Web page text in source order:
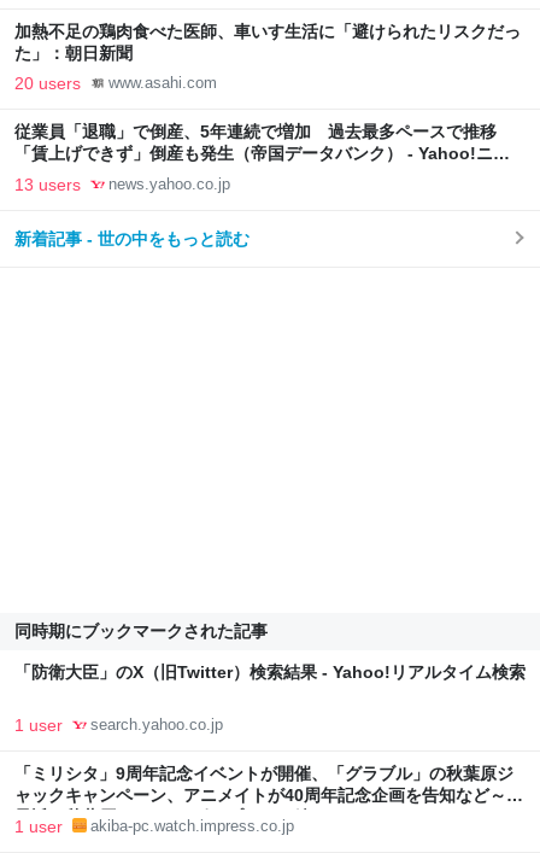
加熱不足の鶏肉食べた医師、車いす生活に「避けられたリスクだっ
た」：朝日新聞
20 users www.asahi.com
従業員「退職」で倒産、5年連続で増加 過去最多ペースで推移
「賃上げできず」倒産も発生（帝国データバンク） - Yahoo!ニュ
ース
13 users news.yahoo.co.jp
新着記事 - 世の中をもっと読む
同時期にブックマークされた記事
「防衛大臣」のX（旧Twitter）検索結果 - Yahoo!リアルタイム検索
1 user search.yahoo.co.jp
「ミリシタ」9周年記念イベントが開催、「グラブル」の秋葉原ジ
ャックキャンペーン、アニメイトが40周年記念企画を告知など～
最近の秋葉原 イベント/ポップストア編～
1 user akiba-pc.watch.impress.co.jp